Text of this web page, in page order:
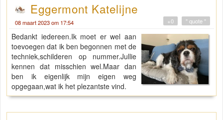
Eggermont Katelijne
08 maart 2023 om 17:54 " quote "
+0
Bedankt iedereen.Ik moet er wel aan
toevoegen dat ik ben begonnen met de
techniek,schilderen op nummer.Jullie
kennen dat misschien wel.Maar dan
ben ik eigenlijk mijn eigen weg
opgegaan,wat ik het plezantste vind.